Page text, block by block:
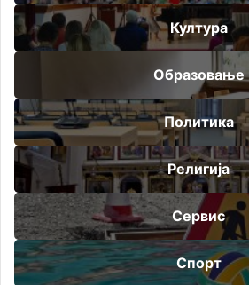
Култура
Образовање
Политика
Религија
Сервис
Спорт